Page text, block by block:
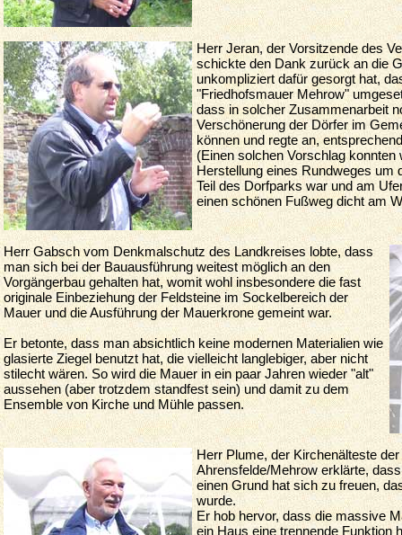
Herr Jeran, der Vorsitzende des
schickte den Dank zurück an die
unkompliziert dafür gesorgt hat,
"Friedhofsmauer Mehrow"
dass in solcher Zusammenarbeit
Verschönerung der Dörfer im
können und regte an,
(Einen solchen Vorschlag konnten
Herstellung eines Rundweges um
Teil des Dorfparks war und am
einen schönen Fußweg dicht am
Herr Gabsch vom Denkmalschutz des Landkreises lobte, dass
man sich bei der Bauausführung weitest möglich an den
Vorgängerbau gehalten hat, womit wohl insbesondere die fast
originale Einbeziehung der Feldsteine im Sockelbereich der
Mauer und die Ausführung der Mauerkrone gemeint war.
Er betonte, dass man absichtlich keine modernen Materialien wie
glasierte Ziegel benutzt hat, die vielleicht langlebiger, aber nicht
stilecht wären. So wird die Mauer in ein paar Jahren wieder "alt"
aussehen (aber trotzdem standfest sein) und damit zu dem
Ensemble von Kirche und Mühle passen.
Herr Plume, der Kirchenälteste
Ahrensfelde/Mehrow erklärte,
einen Grund hat sich zu freuen,
wurde.
Er hob hervor, dass die massive
ein Haus eine trennende Funktion